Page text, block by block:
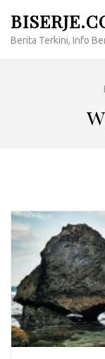
konten
Berita Terkini, Info